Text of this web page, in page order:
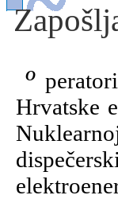
Operatori u elektroenergetskim objektima rade u električnim centralama
Hrvatske